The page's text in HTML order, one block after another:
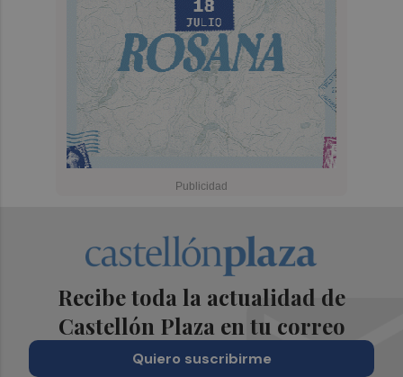
Recibe toda la actualidad de
Castellón Plaza en tu correo
Quiero suscribirme